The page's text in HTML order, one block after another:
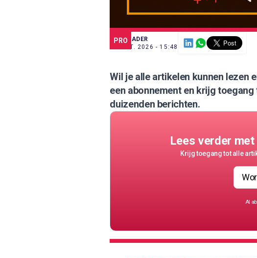
PRO
SCE TRADER
25 MRT. 2026 - 15:48
Wil je alle artikelen kunnen lezen
een abonnementen krijg toegang
duizenden berichten.
Lees verder met
Krijg toegang tot alle
Al